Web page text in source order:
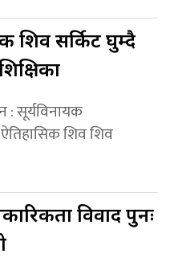
शिव सर्किट घुम्दै
: सूर्यविनायक
शिव शिव
विवाद पुनः